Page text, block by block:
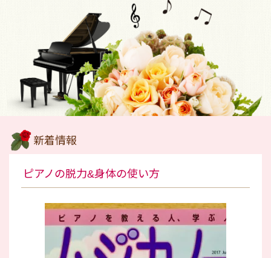
新着情報
ピアノの脱力&身体の使い方